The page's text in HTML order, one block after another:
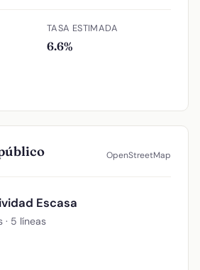
TASA ESTIMADA
6.6%
OpenStreetMap
Escasa
· 5 líneas